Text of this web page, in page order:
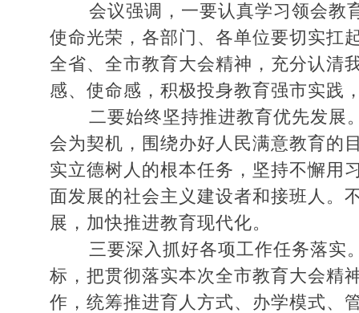
会议强调，一要认真学习领会教育
使命光荣，各部门、各单位要切实扛
全省、全市教育大会精神，充分认清
感、使命感，积极投身教育强市实践
二要始终坚持推进教育优先发展。
会为契机，围绕办好人民满意教育的
实立德树人的根本任务，坚持不懈用
面发展的社会主义建设者和接班人。
展，加快推进教育现代化。
三要深入抓好各项工作任务落实。
标，把贯彻落实本次全市教育大会精
作，统筹推进育人方式、办学模式、